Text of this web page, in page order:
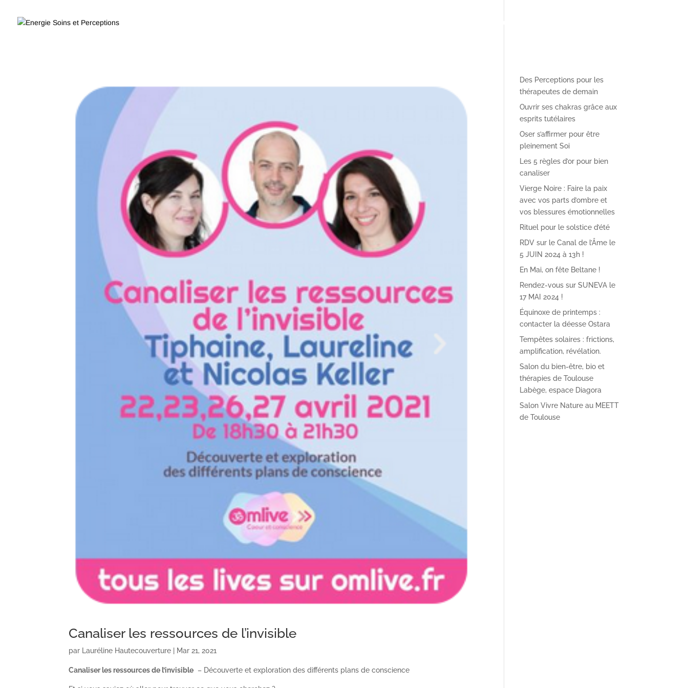
✴︎ L’équipe pédagogique
Canaliser les ressources de l’invisible
par Lauréline Hautecouverture Mar 21, 2021
Canaliser les ressources de l’invisible – Découverte et exploration des différents plans de conscience
Des Perceptions pour les
thérapeutes de demain
Ouvrir ses chakras grâce aux
esprits tutélaires
Oser s’affirmer pour être
pleinement Soi
Les 5 règles d’or pour bien
canaliser
Vierge Noire : Faire la paix
avec vos parts d’ombre et
vos blessures émotionnelles
Rituel pour le solstice d’été
RDV sur le Canal de l’Âme le
5 JUIN 2024 à 13h !
En Mai, on fête Beltane !
Rendez-vous sur SUNEVA le
17 MAI 2024 !
Équinoxe de printemps :
contacter la déesse Ostara
Tempêtes solaires : frictions,
amplification, révélation.
Salon du bien-être, bio et
thérapies de Toulouse
Labège, espace Diagora
Salon Vivre Nature au MEETT
de Toulouse